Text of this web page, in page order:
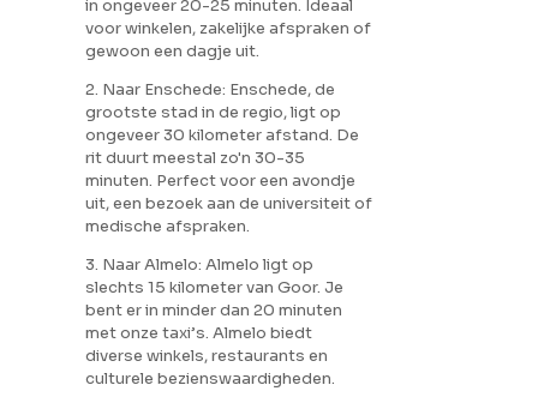
in ongeveer 20-25 minuten. Ideaal
voor winkelen, zakelijke afspraken of
gewoon een dagje uit.
2. Naar Enschede: Enschede, de
grootste stad in de regio, ligt op
ongeveer 30 kilometer afstand. De
rit duurt meestal zo'n 30-35
minuten. Perfect voor een avondje
uit, een bezoek aan de universiteit of
medische afspraken.
3. Naar Almelo: Almelo ligt op
slechts 15 kilometer van Goor. Je
bent er in minder dan 20 minuten
met onze taxi’s. Almelo biedt
diverse winkels, restaurants en
culturele bezienswaardigheden.